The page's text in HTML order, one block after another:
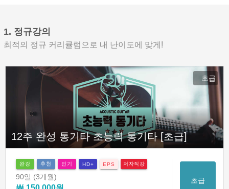
1. 정규강의
최적의 정규 커리큘럼으로 내 난이도에 맞게!
초급
12주 완성 통기타 초능력 통기타 [초급]
완강 추천 인기 HD+ EPS 저자직강
90일 (3개월) 초급